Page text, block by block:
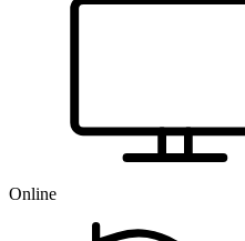
Online